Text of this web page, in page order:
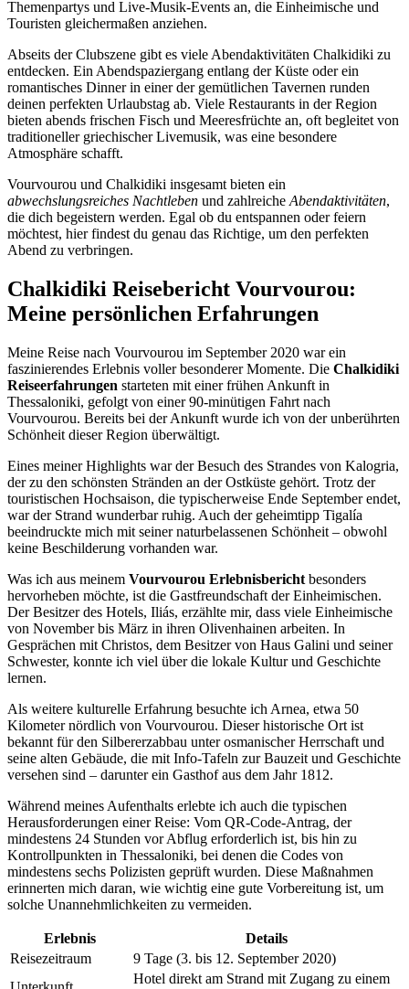
Themenpartys und Live-Musik-Events an, die Einheimische und
Touristen gleichermaßen anziehen.
Abseits der Clubszene gibt es viele Abendaktivitäten Chalkidiki zu
entdecken. Ein Abendspaziergang entlang der Küste oder ein
romantisches Dinner in einer der gemütlichen Tavernen runden
deinen perfekten Urlaubstag ab. Viele Restaurants in der Region
bieten abends frischen Fisch und Meeresfrüchte an, oft begleitet von
traditioneller griechischer Livemusik, was eine besondere
Atmosphäre schafft.
Vourvourou und Chalkidiki insgesamt bieten ein
abwechslungsreiches Nachtleben und zahlreicheAbendaktivitäten,
die dich begeistern werden. Egal ob du entspannen oder feiern
möchtest, hier findest du genau das Richtige, um den perfekten
Abend zu verbringen.
Chalkidiki Reisebericht Vourvourou:
Meine persönlichen Erfahrungen
Meine Reise nach Vourvourou im September 2020 war ein
faszinierendes Erlebnis voller besonderer Momente. Die Chalkidiki
Reiseerfahrungen starteten mit einer frühen Ankunft in
Thessaloniki, gefolgt von einer 90-minütigen Fahrt nach
Vourvourou. Bereits bei der Ankunft wurde ich von der unberührten
Schönheit dieser Region überwältigt.
Eines meiner Highlights war der Besuch des Strandes von Kalogria,
der zu den schönsten Stränden an der Ostküste gehört. Trotz der
touristischen Hochsaison, die typischerweise Ende September endet,
war der Strand wunderbar ruhig. Auch der geheimtipp Tigalía
beeindruckte mich mit seiner naturbelassenen Schönheit – obwohl
keine Beschilderung vorhanden war.
Was ich aus meinem Vourvourou Erlebnisbericht besonders
hervorheben möchte, ist die Gastfreundschaft der Einheimischen.
Der Besitzer des Hotels, Iliás, erzählte mir, dass viele Einheimische
von November bis März in ihren Olivenhainen arbeiten. In
Gesprächen mit Christos, dem Besitzer von Haus Galini und seiner
Schwester, konnte ich viel über die lokale Kultur und Geschichte
lernen.
Als weitere kulturelle Erfahrung besuchte ich Arnea, etwa 50
Kilometer nördlich von Vourvourou. Dieser historische Ort ist
bekannt für den Silbererzabbau unter osmanischer Herrschaft und
seine alten Gebäude, die mit Info-Tafeln zur Bauzeit und Geschichte
versehen sind – darunter ein Gasthof aus dem Jahr 1812.
Während meines Aufenthalts erlebte ich auch die typischen
Herausforderungen einer Reise: Vom QR-Code-Antrag, der
mindestens 24 Stunden vor Abflug erforderlich ist, bis hin zu
Kontrollpunkten in Thessaloniki, bei denen die Codes von
mindestens sechs Polizisten geprüft wurden. Diese Maßnahmen
erinnerten mich daran, wie wichtig eine gute Vorbereitung ist, um
solche Unannehmlichkeiten zu vermeiden.
Erlebnis
Details
Reisezeitraum
9 Tage (3. bis 12. September 2020)
Hotel direkt am Strand mit Zugang zu einem